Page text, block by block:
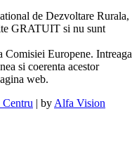
de Dezvoltare Rurala,
GRATUIT si nu sunt
Comisiei Europene. Intreaga
si coerenta acestor
web.
| by Alfa Vision